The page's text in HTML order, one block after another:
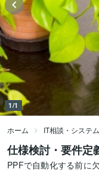
1/1
ホーム IT相談・システ
仕様検討・要件定
PPFで自動化する前に